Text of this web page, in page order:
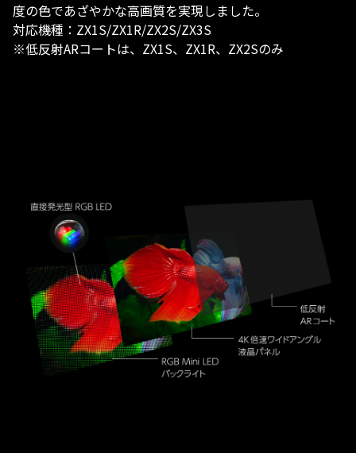
度の色であざやかな高画質を実現​しました。
対応機種：ZX1S/ZX1R/ZX2S/ZX3S
※低反射ARコートは、ZX1S、ZX1R、ZX2Sのみ